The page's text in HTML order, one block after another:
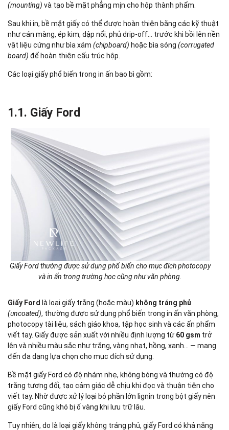
(mounting) và tạo bề mặt phẳng mịn cho hộp thành phẩm.
Sau khi in, bề mặt giấy có thể được hoàn thiện bằng các kỹ thuật
như cán màng, ép kim, dập nổi, phủ drip-off… trước khi bồi lên nền
vật liệu cứng như bìa xám (chipboard) hoặc bìa sóng (corrugated
board) để hoàn thiện cấu trúc hộp.
Các loại giấy phổ biến trong in ấn bao bì gồm:
1.1. Giấy Ford
Giấy Ford thường được sử dụng phổ biến cho mục đích photocopy
và in ấn trong trường học cũng như văn phòng.
Giấy Ford là loại giấy trắng (hoặc màu) không tráng phủ
(uncoated), thường được sử dụng phổ biến trong in ấn văn phòng,
photocopy tài liệu, sách giáo khoa, tập học sinh và các ấn phẩm
viết tay. Giấy được sản xuất với nhiều định lượng từ 60 gsm trở
lên và nhiều màu sắc như trắng, vàng nhạt, hồng, xanh… — mang
đến đa dạng lựa chọn cho mục đích sử dụng.
Bề mặt giấy Ford có độ nhám nhẹ, không bóng và thường có độ
trắng tương đối, tạo cảm giác dễ chịu khi đọc và thuận tiện cho
viết tay. Nhờ được xử lý loại bỏ phần lớn lignin trong bột giấy nên
giấy Ford cũng khó bị ố vàng khi lưu trữ lâu.
Tuy nhiên, do là loại giấy không tráng phủ, giấy Ford có khả năng